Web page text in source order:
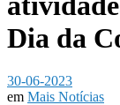
Dia da
30-06-2023
em Mais Notícias